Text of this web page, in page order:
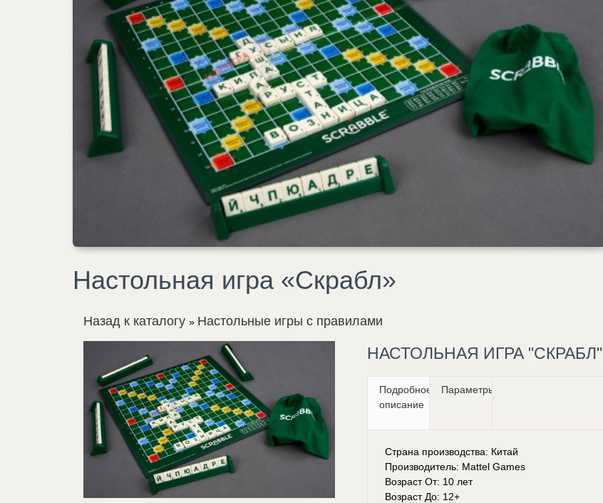
Настольная игра «Скрабл»
Назад к каталогу Настольные игры с правилами
НАСТОЛЬНАЯ ИГРА "СКРАБЛ"
Подробное
описание
Параметры
Страна производства: Китай
Производитель: Mattel Games
Возраст От: 10 лет
Возраст До: 12+